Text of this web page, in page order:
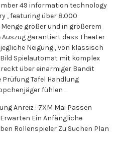
49 information technology
, featuring über 8.000
größer und in größerem
Auszug garantiert dass Theater
Neigung , von klassisch
Spielautomat mit komplex
über einarmiger Bandit
Tafel Handlung
fühlen .
Anreiz : 7XM Mai Passen
Ein Anfängliche
Rollenspieler Zu Suchen Plan